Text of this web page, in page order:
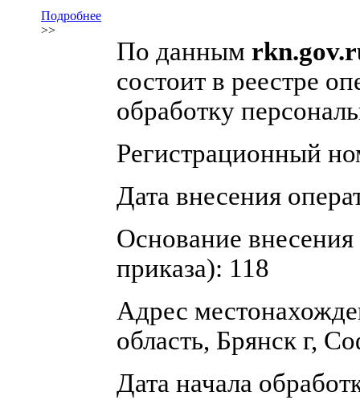
Подробнее
>>
По данным
состоит в реестре
обработку
Регистрационный
Дата внесения
Основание
приказа): 118
Адрес
область, Брянск г,
Дата начала